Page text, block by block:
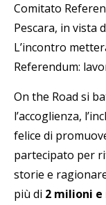
Comitato
Pescara, in vista
L’incontro
Referendum:
On the Road si
l’accoglienza,
felice di
partecipato per
storie e
più di 2 milioni e